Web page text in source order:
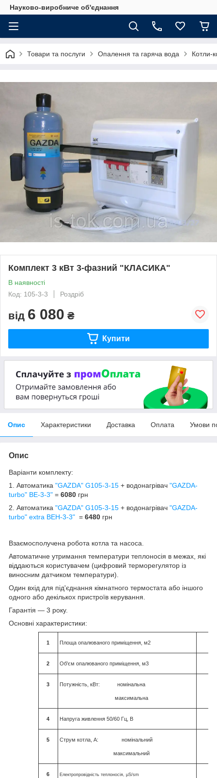
Науково-виробниче об'єднання
Товари та послуги Опалення та гаряча вода Котли-
Комплект 3 кВт 3-фазний "КЛАСИКА"
В наявності
Код: 105-3-3
Роздріб
від 6 080 ₴
Купити
Опис Характеристики Доставка Оплата Умови
Опис
Варіанти комплекту:
1. Автоматика "GAZDA" G105-3-15 + водонагрівач "GAZDA-
turbo" ВЕ-3-3" = 6080 грн
2. Автоматика "GAZDA" G105-3-15 + водонагрівач "GAZDA-
turbo" extra ВЕН-3-3" = 6480 грн
Взаємосполучена робота котла та насоса.
Автоматичне утримання температури теплоносія в межах, які
віддаються користувачем (цифровий терморегулятор із
виносним датчиком температури).
Один вхід для під'єднання кімнатного термостата або іншого
одного або декількох пристроїв керування.
Гарантія — 3 року.
Основні характеристики:
1 Площа опалюваного приміщення, м2
2 Об'єм опалюваного приміщення, м3
3 Потужність, кВт: номінальна
максимальна
4 Напруга живлення50/60 Гц, В
5 Струм котла, А: номінальний
максимальний
6 Електропровідність теплоносія, μS/sm